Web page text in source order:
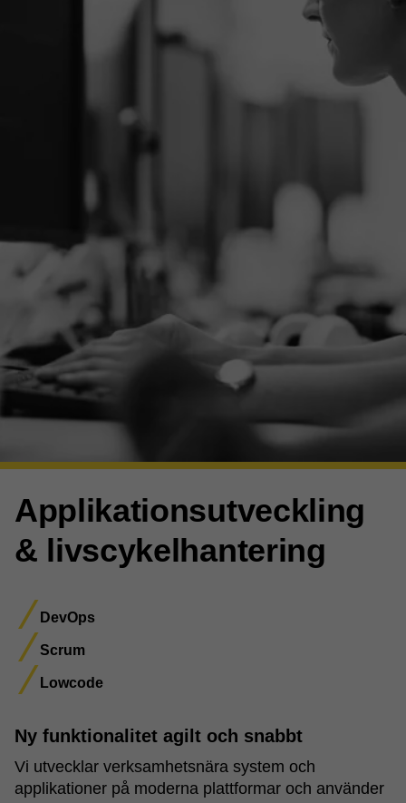
Applikations­utveckling
& livscykelhantering
DevOps
Scrum
Lowcode
Ny funktionalitet agilt och snabbt
Vi utvecklar verksamhetsnära system och
applikationer på moderna plattformar och använder